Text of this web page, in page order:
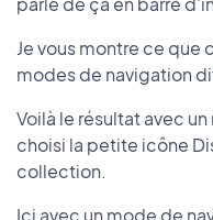
Je vous montre ce
modes de navigation
Voilà le résultat avec
choisi la petite icône
collection.
Ici avec un mode de